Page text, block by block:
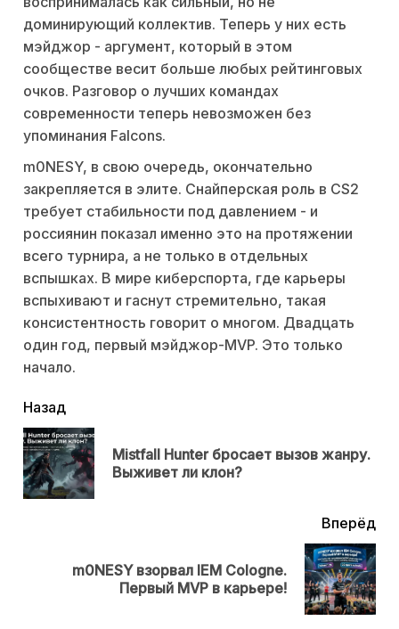
доминирующий коллектив. Теперь у них есть
мэйджор - аргумент, который в этом
сообществе весит больше любых рейтинговых
очков. Разговор о лучших командах
современности теперь невозможен без
упоминания Falcons.
m0NESY, в свою очередь, окончательно
закрепляется в элите. Снайперская роль в CS2
требует стабильности под давлением - и
россиянин показал именно это на протяжении
всего турнира, а не только в отдельных
вспышках. В мире киберспорта, где карьеры
вспыхивают и гаснут стремительно, такая
консистентность говорит о многом. Двадцать
один год, первый мэйджор-MVP. Это только
начало.
читать
еще
Назад
Mistfall Hunter бросает вызов жанру.
Выживет ли клон?
Вперёд
m0NESY взорвал IEM Cologne.
Первый MVP в карьере!